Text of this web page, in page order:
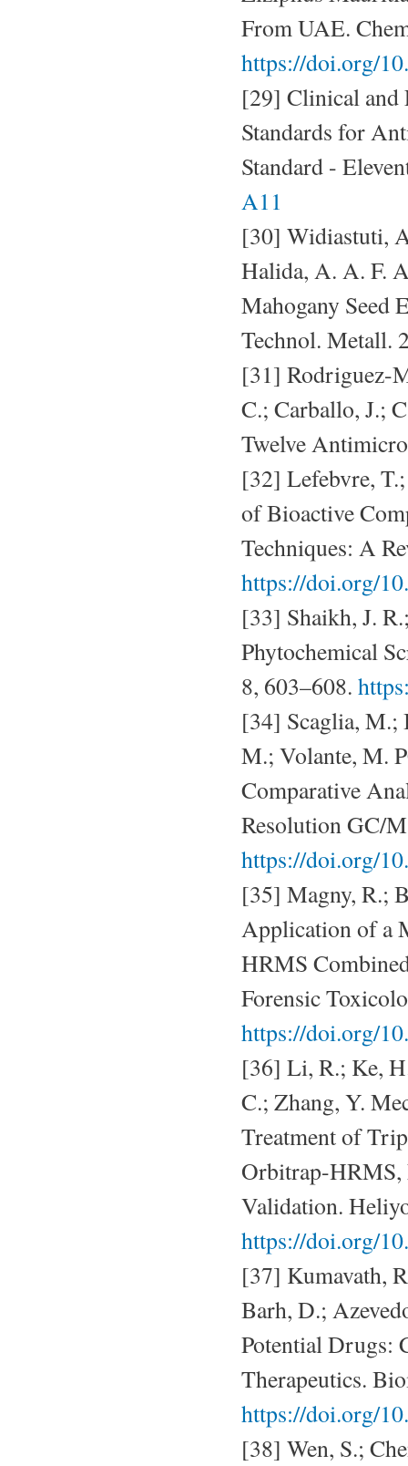
From UAE.
https://doi.org/
[29] Clinical and
Standards for
Standard -
A11
[30] Widiastuti,
Halida, A. A. F.
Mahogany Seed
Technol. Metall.
[31] Rodriguez-
C.; Carballo, J.;
Twelve
[32] Lefebvre,
of Bioactive
Techniques: A
https://doi.org/
[33] Shaikh, J.
Phytochemical
8, 603–608.
[34] Scaglia, M.;
M.; Volante, M.
Comparative
Resolution GC/
https://doi.org/
[35] Magny, R.;
Application of a
HRMS
Forensic
https://doi.org/
[36] Li, R.; Ke,
C.; Zhang, Y.
Treatment of
Orbitrap-HRMS,
Validation.
https://doi.org/
[37] Kumavath,
Barh, D.;
Potential Drugs:
Therapeutics.
https://doi.org/
[38] Wen, S.;